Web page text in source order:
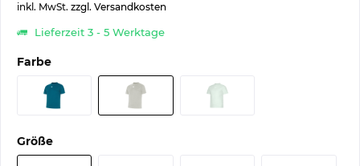
inkl. MwSt. zzgl. Versandkosten
Lieferzeit 3 - 5 Werktage
Farbe
Größe